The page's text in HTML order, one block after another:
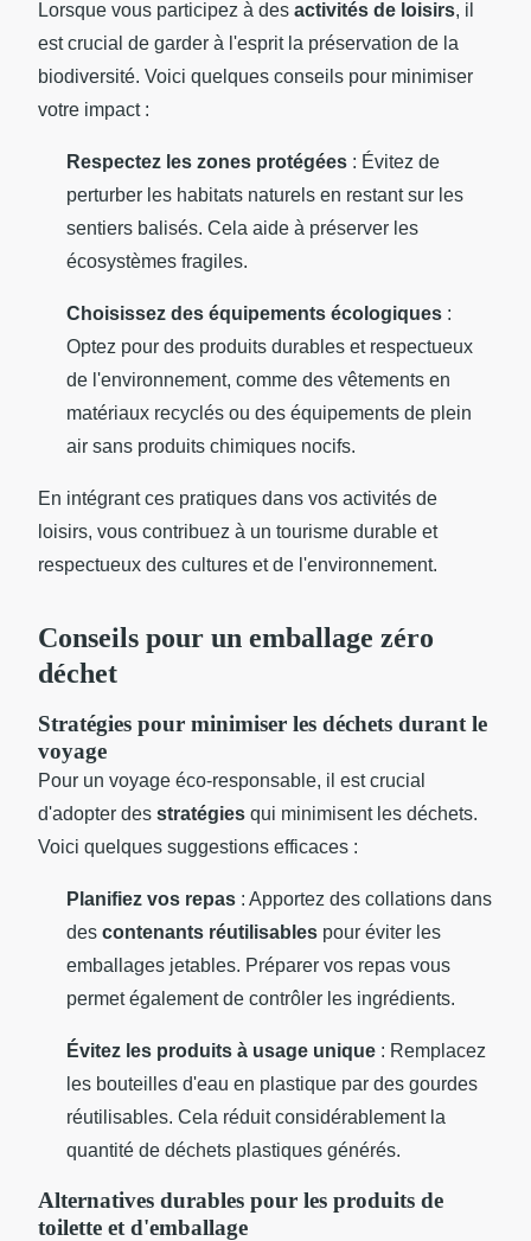
Lorsque vous participez à des activités de loisirs, il
est crucial de garder à l'esprit la préservation de la
biodiversité. Voici quelques conseils pour minimiser
votre impact :
Respectez les zones protégées : Évitez de
perturber les habitats naturels en restant sur les
sentiers balisés. Cela aide à préserver les
écosystèmes fragiles.
Choisissez des équipements écologiques :
Optez pour des produits durables et respectueux
de l'environnement, comme des vêtements en
matériaux recyclés ou des équipements de plein
air sans produits chimiques nocifs.
En intégrant ces pratiques dans vos activités de
loisirs, vous contribuez à un tourisme durable et
respectueux des cultures et de l'environnement.
Conseils pour un emballage zéro
déchet
Stratégies pour minimiser les déchets durant le
voyage
Pour un voyage éco-responsable, il est crucial
d'adopter des stratégies qui minimisent les déchets.
Voici quelques suggestions efficaces :
Planifiez vos repas : Apportez des collations dans
des contenants réutilisables pour éviter les
emballages jetables. Préparer vos repas vous
permet également de contrôler les ingrédients.
Évitez les produits à usage unique : Remplacez
les bouteilles d'eau en plastique par des gourdes
réutilisables. Cela réduit considérablement la
quantité de déchets plastiques générés.
Alternatives durables pour les produits de
toilette et d'emballage